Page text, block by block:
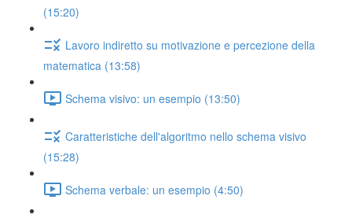
(15:20)
Lavoro indiretto su motivazione e percezione della
matematica (13:58)
Schema visivo: un esempio (13:50)
Caratteristiche dell'algoritmo nello schema visivo
(15:28)
Schema verbale: un esempio (4:50)